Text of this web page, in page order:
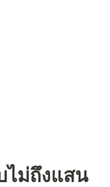
ไม่ถึงแสน